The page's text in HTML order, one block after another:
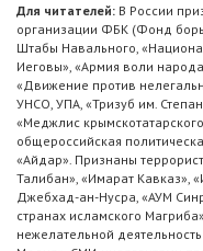
Для читателей: В России
организации ФБК (Фонд
Штабы Навального,
Иеговы», «Армия воли
«Движение против
УНСО, УПА, «Тризуб им.
«Меджлис
общероссийская
«Айдар». Признаны
Талибан», «Имарат Кавказ»,
Джебхад-ан-Нусра, «АУМ
странах исламского
нежелательной